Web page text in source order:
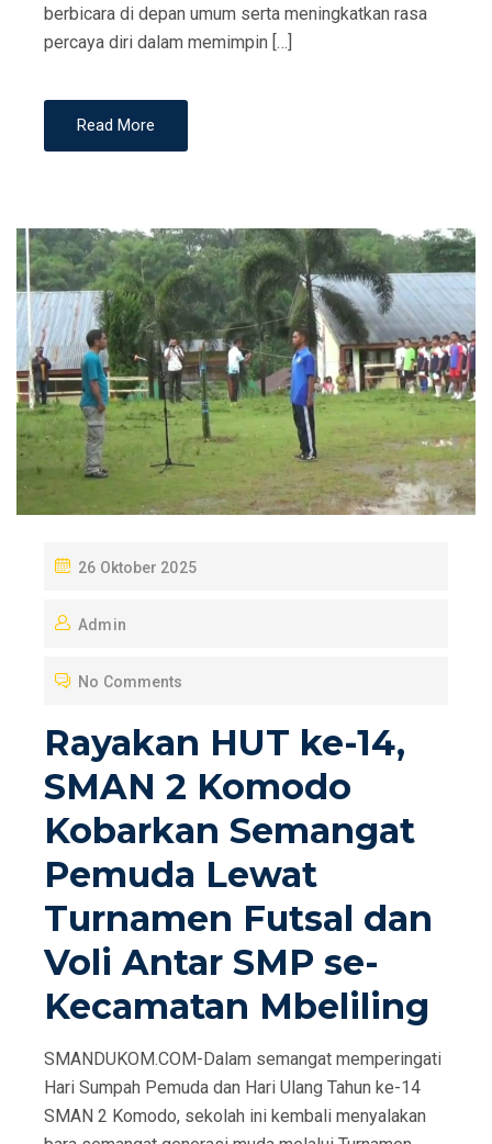
berbicara di depan umum serta meningkatkan rasa
percaya diri dalam memimpin […]
Read More
P
S
E
O
N
26 Oktober 2025
Admin
No Comments
Rayakan HUT ke-14,
SMAN 2 Komodo
Kobarkan Semangat
Pemuda Lewat
Turnamen Futsal dan
Voli Antar SMP se-
Kecamatan Mbeliling
SMANDUKOM.COM-Dalam semangat memperingati
Hari Sumpah Pemuda dan Hari Ulang Tahun ke-14
SMAN 2 Komodo, sekolah ini kembali menyalakan